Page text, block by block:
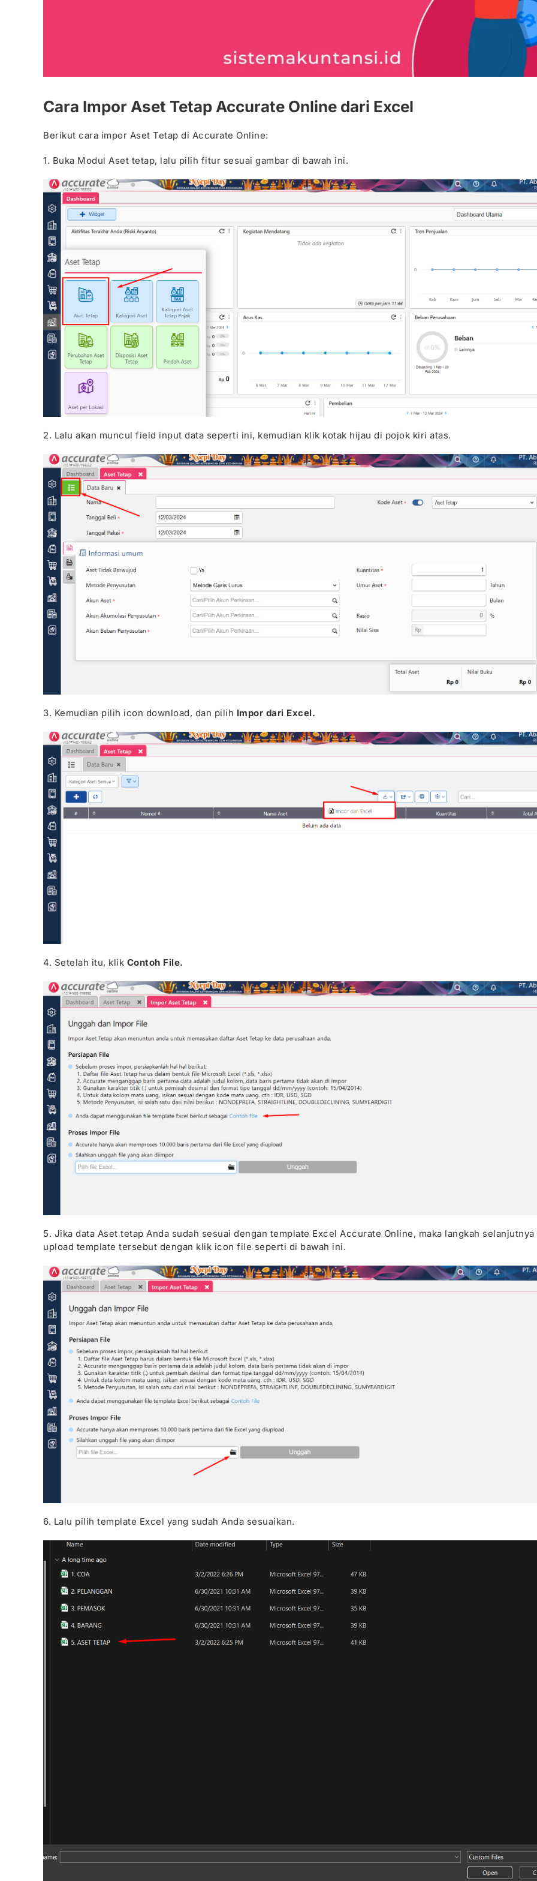
Cara Impor Aset Tetap Accurate Online dari Excel
Berikut cara impor Aset Tetap di Accurate Online:
1. Buka Modul Aset tetap, lalu pilih fitur sesuai gambar di bawah ini.
2. Lalu akan muncul field input data seperti ini, kemudian klik kotak hijau di pojok kiri atas.
3. Kemudian pilih icon download, dan pilih Impor dari Excel.
4. Setelah itu, klik Contoh File.
5. Jika data Aset tetap Anda sudah sesuai dengan template Excel Accurate Online, maka langkah selanjutnya
upload template tersebut dengan klik icon file seperti di bawah ini.
6. Lalu pilih template Excel yang sudah Anda sesuaikan.